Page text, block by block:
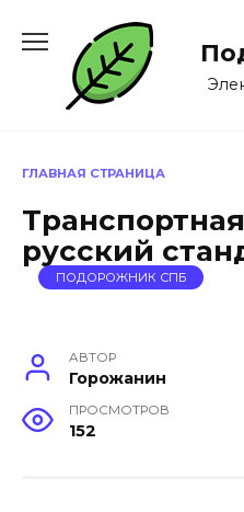
содержанию
ГЛАВНАЯ СТРАНИЦА
русский
ПОДОРОЖНИК СПБ
АВТОР
Горожанин
ПРОСМОТРОВ
152